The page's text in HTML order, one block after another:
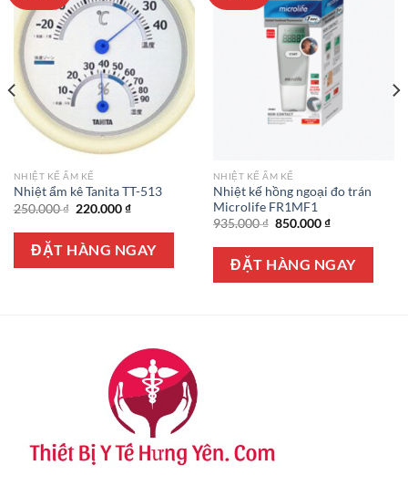
NHIỆT KẾ ẨM KẾ
Nhiệt ẩm kê Tanita TT-513
250.000₫ Giá
là:
250.000 ₫.
220.000₫Giá
tại
là:
220.000 ₫.
ĐẶT HÀNG NGAY
NHIỆT KẾ ẨM KẾ
Nhiệt kế hồng ngoại đo trán
Microlife FR1MF1
935.000₫ Giá
là:
935.000 ₫.
850.000₫Giá
tại
là:
850.000 ₫.
ĐẶT HÀNG NGAY